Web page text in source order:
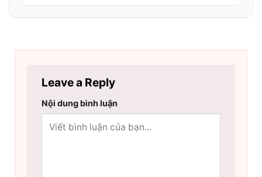
Leave a Reply
Nội dung bình luận